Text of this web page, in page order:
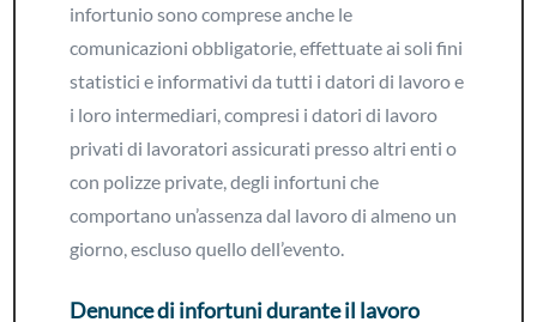
infortunio sono comprese anche le
comunicazioni obbligatorie, effettuate ai soli fini
statistici e informativi da tutti i datori di lavoro e
i loro intermediari, compresi i datori di lavoro
privati di lavoratori assicurati presso altri enti o
con polizze private, degli infortuni che
comportano un’assenza dal lavoro di almeno un
giorno, escluso quello dell’evento.
Denunce di infortuni durante il lavoro